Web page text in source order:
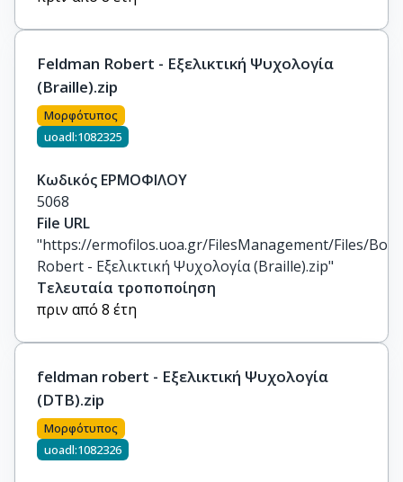
Feldman Robert - Εξελικτική Ψυχολογία
(Braille).zip
Μορφότυπος
uoadl:1082325
Κωδικός ΕΡΜΟΦΙΛΟΥ
5068
File URL
"https://ermofilos.uoa.gr/FilesManagement/Files/
Robert - Εξελικτική Ψυχολογία (Braille).zip"
Τελευταία τροποποίηση
πριν από 8 έτη
feldman robert - Εξελικτική Ψυχολογία
(DTB).zip
Μορφότυπος
uoadl:1082326